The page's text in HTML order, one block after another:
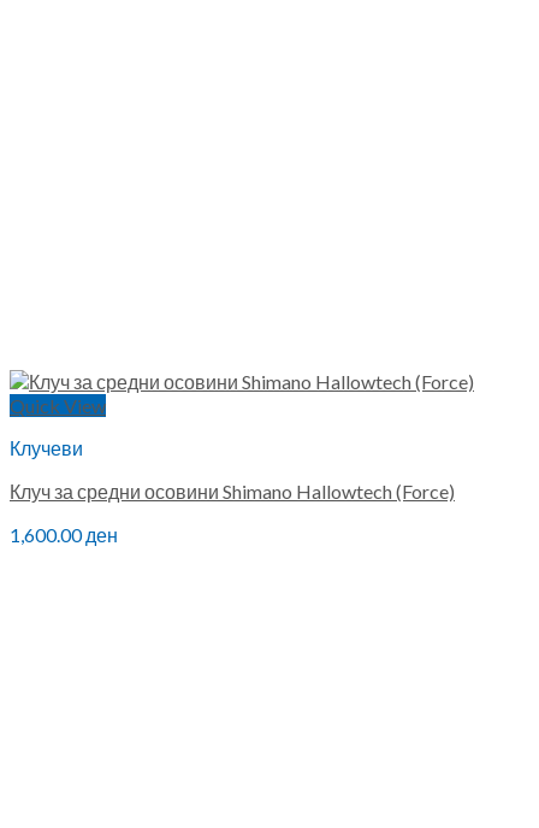
Quick View
Клучеви
Клуч за средни осовини Shimano Hallowtech (Force)
1,600.00ден